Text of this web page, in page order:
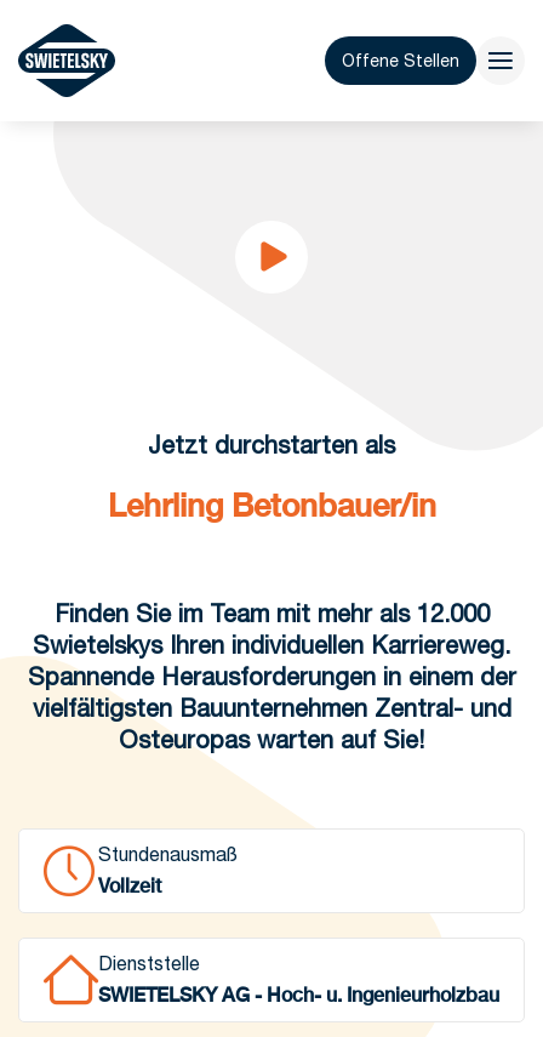
Offene Stellen
Jetzt durchstarten als
Lehrling Betonbauer/in
Finden Sie im Team mit mehr als 12.000
Swietelskys Ihren individuellen Karriereweg.
Spannende Herausforderungen in einem der
vielfältigsten Bauunternehmen Zentral- und
Osteuropas warten auf Sie!
Stundenausmaß
Vollzeit
Dienststelle
SWIETELSKY AG - Hoch- u. Ingenieurholzbau